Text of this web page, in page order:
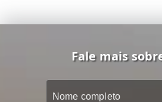
Fale mais